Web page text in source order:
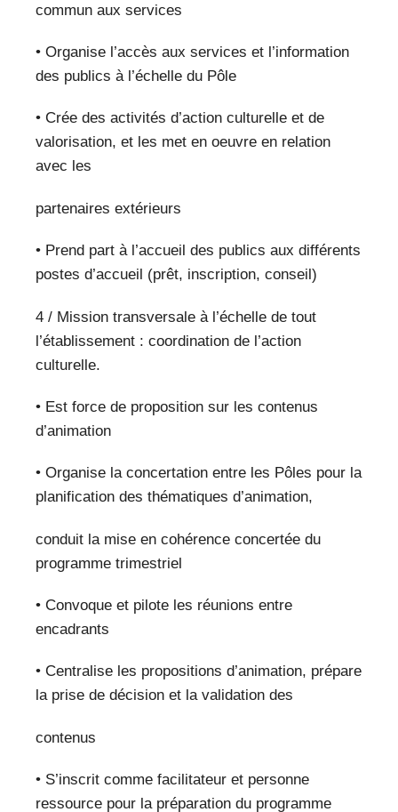
commun aux services
• Organise l’accès aux services et l’information
des publics à l’échelle du Pôle
• Crée des activités d’action culturelle et de
valorisation, et les met en oeuvre en relation
avec les
partenaires extérieurs
• Prend part à l’accueil des publics aux différents
postes d’accueil (prêt, inscription, conseil)
4 / Mission transversale à l’échelle de tout
l’établissement : coordination de l’action
culturelle.
• Est force de proposition sur les contenus
d’animation
• Organise la concertation entre les Pôles pour la
planification des thématiques d’animation,
conduit la mise en cohérence concertée du
programme trimestriel
• Convoque et pilote les réunions entre
encadrants
• Centralise les propositions d’animation, prépare
la prise de décision et la validation des
contenus
• S’inscrit comme facilitateur et personne
ressource pour la préparation du programme